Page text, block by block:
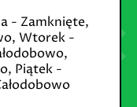
- Zamknięte,
Wtorek -
Piątek -